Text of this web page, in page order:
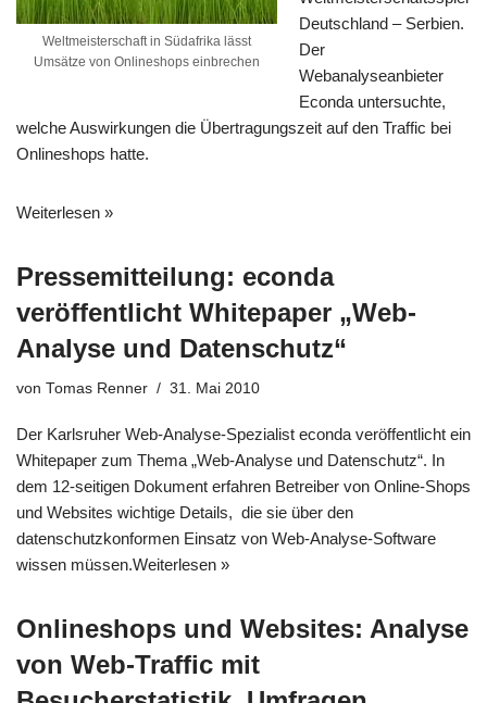
Weltmeisterschaft in Südafrika lässt
Umsätze von Onlineshops einbrechen
Deutschland – Serbien.
Der
Webanalyseanbieter
Econda untersuchte,
welche Auswirkungen die Übertragungszeit auf den Traffic bei
Onlineshops hatte.
Weiterlesen »
Pressemitteilung: econda
veröffentlicht Whitepaper „Web-
Analyse und Datenschutz“
von Tomas Renner 31. Mai 2010
Der Karlsruher Web-Analyse-Spezialist econda veröffentlicht ein
Whitepaper zum Thema „Web-Analyse und Datenschutz“. In
dem 12-seitigen Dokument erfahren Betreiber von Online-Shops
und Websites wichtige Details, die sie über den
datenschutzkonformen Einsatz von Web-Analyse-Software
wissen müssen.Weiterlesen »
Onlineshops und Websites: Analyse
von Web-Traffic mit